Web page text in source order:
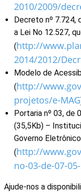
2010/2009/
Decreto nº 7.724,
a Lei No 12.527,
(http://
2014/2012/
Modelo de
(http://
projetos/e-MAG
Portaria nº 03, de
(35,5Kb) –
Governo
(http://
no-03-de-07-
Ajude-nos a